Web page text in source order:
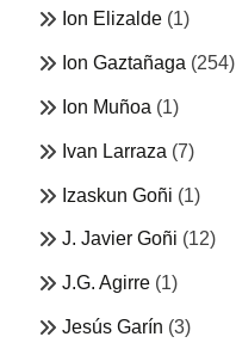
Ion Elizalde (1)
Ion Gaztañaga (254)
Ion Muñoa (1)
Ivan Larraza (7)
Izaskun Goñi (1)
J. Javier Goñi (12)
J.G. Agirre (1)
Jesús Garín (3)